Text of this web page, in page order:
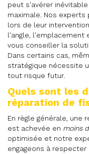
peut s'avérer
maximale. Nos
lors de leur
l'angle, l'emplacement
vous conseiller la
Dans certains cas,
stratégique nécessite
tout risque futur.
Quels sont les
réparation de
En règle générale, une
est achevée en moins
optimisée et notre
engageons à